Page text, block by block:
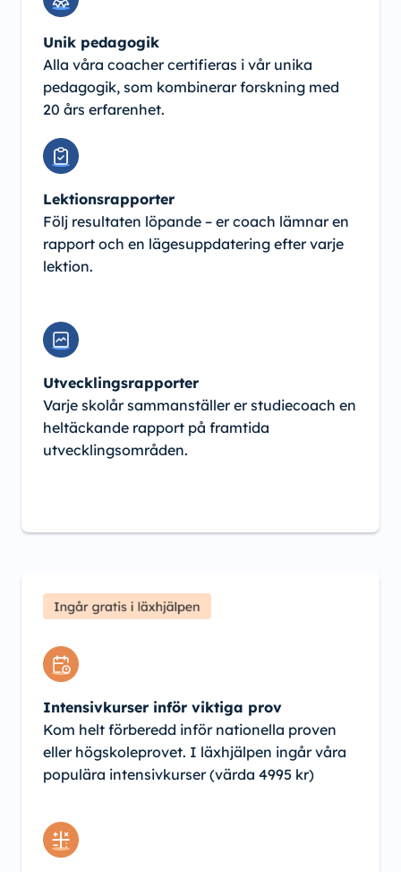
Unik pedagogik
Alla våra coacher certifieras i vår unika
pedagogik, som kombinerar forskning med
20 års erfarenhet.
Lektionsrapporter
Följ resultaten löpande – er coach lämnar en
rapport och en lägesuppdatering efter varje
lektion.
Utvecklingsrapporter
Varje skolår sammanställer er studiecoach en
heltäckande rapport på framtida
utvecklingsområden.
Intensivkurser inför viktiga prov
Kom helt förberedd inför nationella proven
eller högskoleprovet. I läxhjälpen ingår våra
populära intensivkurser (värda 4995 kr)